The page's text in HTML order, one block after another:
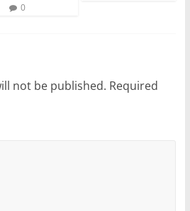
0
not be published. Required